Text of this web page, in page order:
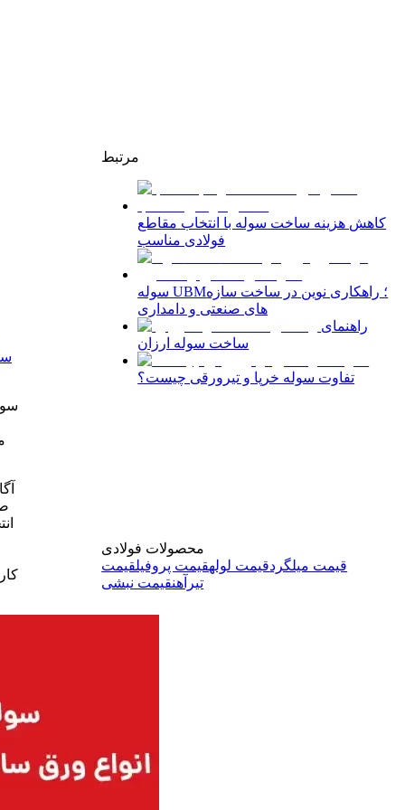
مرتبط
کاهش هزینه ساخت سوله با انتخاب مقاطع
فولادی مناسب
سوله UBM؛ راهکاری نوین در ساخت سازه‌
های صنعتی و دامداری
ساخت سوله ارزان
تفاوت سوله خرپا و تیرورقی چیست؟
محصولات فولادی
قیمت میلگردقیمت لولهقیمت پروفیلقیمت
تیرآهنقیمت نبشی